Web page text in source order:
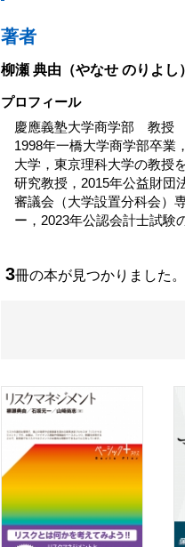
著者
柳瀬 典由 （やなせ のりよし）
プロフィール
慶應義塾大学商学部 教授
1998年一橋大学商学部卒業
大学，東京理科大学の教授
研究教授，2015年公益財団
審議会（大学設置分科会）
ー，2023年公認会計士試験
3冊の本が見つかりました